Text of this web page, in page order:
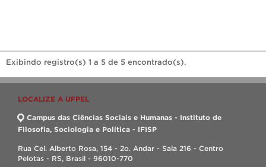
Exibindo registro(s) 1 a 5 de 5 encontrado(s).
LOCALIZE A UFPEL
Campus das Ciências Sociais e Humanas - Instituto de
Filosofia, Sociologia e Política - IFISP
Rua Cel. Alberto Rosa, 154 - 2o. Andar - Sala 216 - Centro
Pelotas - RS, Brasil - 96010-770